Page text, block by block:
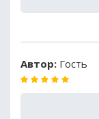
Автор: Гость